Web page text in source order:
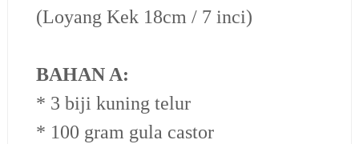
(Loyang Kek 18cm / 7 inci)
BAHAN A:
* 3 biji kuning telur
* 100 gram gula castor